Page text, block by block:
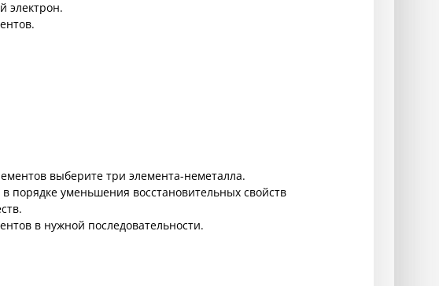
электрон.
выберите три элемента-неметалла.
порядке уменьшения восстановительных свойств
в нужной последовательности.